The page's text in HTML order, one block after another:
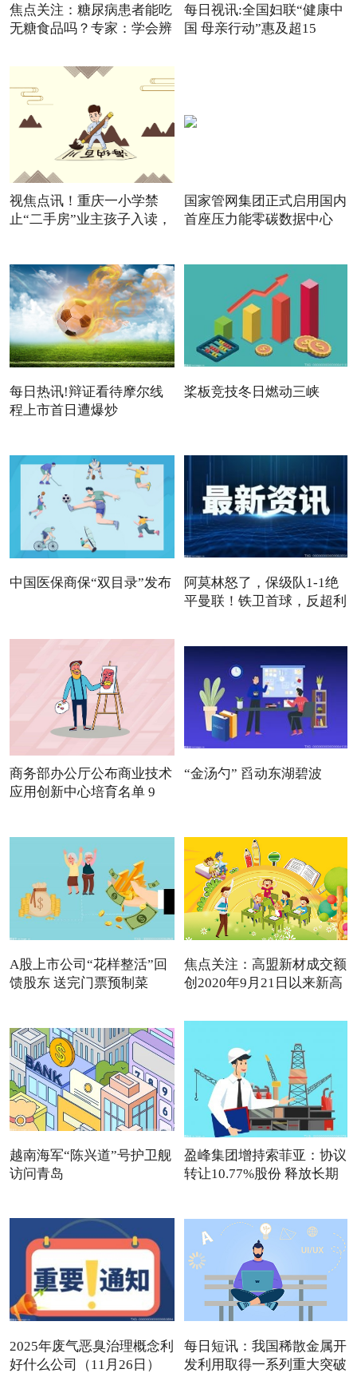
焦点关注：糖尿病患者能吃
无糖食品吗？专家：学会辨
每日视讯:全国妇联“健康中
国 母亲行动”惠及超15
视焦点讯！重庆一小学禁
止“二手房”业主孩子入读，
国家管网集团正式启用国内
首座压力能零碳数据中心
每日热讯!辩证看待摩尔线
程上市首日遭爆炒
桨板竞技冬日燃动三峡
中国医保商保“双目录”发布
阿莫林怒了，保级队1-1绝
平曼联！铁卫首球，反超利
商务部办公厅公布商业技术
应用创新中心培育名单 9
“金汤勺” 舀动东湖碧波
A股上市公司“花样整活”回
馈股东 送完门票预制菜
焦点关注：高盟新材成交额
创2020年9月21日以来新高
越南海军“陈兴道”号护卫舰
访问青岛
盈峰集团增持索菲亚：协议
转让10.77%股份 释放长期
2025年废气恶臭治理概念利
好什么公司（11月26日）
每日短讯：我国稀散金属开
发利用取得一系列重大突破